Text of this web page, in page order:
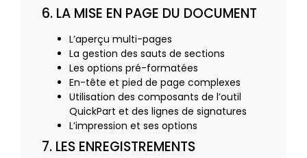
6. LA MISE EN PAGE DU DOCUMENT
L’aperçu multi-pages
La gestion des sauts de sections
Les options pré-formatées
En-tête et pied de page complexes
Utilisation des composants de l’outil
QuickPart et des lignes de signatures
L’impression et ses options
7. LES ENREGISTREMENTS